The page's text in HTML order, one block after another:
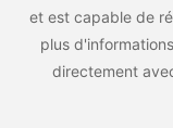
et est capable de
plus
directement